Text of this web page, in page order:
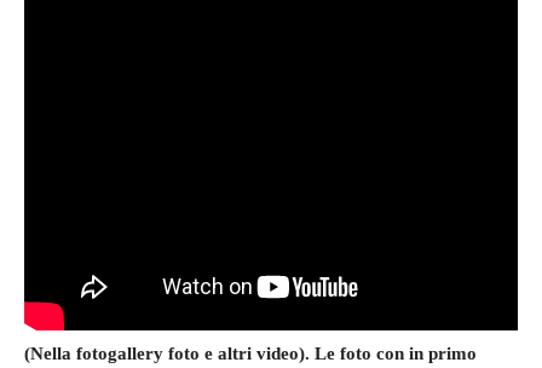
(Nella fotogallery foto e altri video). Le foto con in primo